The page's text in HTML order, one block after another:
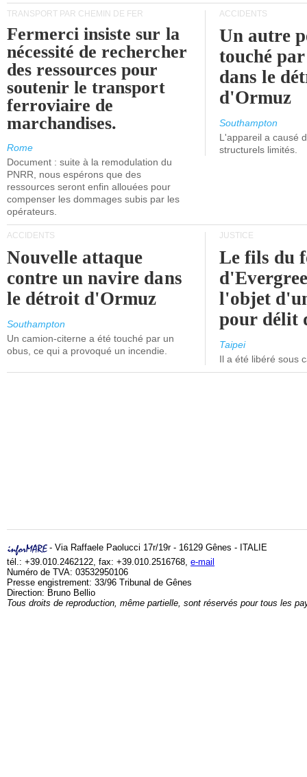
TRANSPORT PAR CHEMIN DE FER
Fermerci insiste sur la
nécessité de rechercher
des ressources pour
soutenir le transport
ferroviaire de
marchandises.
Rome
Document : suite à la remodulation du
PNRR, nous espérons que des
ressources seront enfin allouées pour
compenser les dommages subis par les
opérateurs.
ACCIDENTS
Un autre
touché
dans le
d'Ormuz
Southampton
L'appareil a causé
structurels limités.
ACCIDENTS
Nouvelle attaque
contre un navire dans
le détroit d'Ormuz
Southampton
Un camion-citerne a été touché par un
obus, ce qui a provoqué un incendie.
JUSTICE
Le fils du
l'objet
pour délit
Taipei
Il a été libéré sous
- Via Raffaele Paolucci 17r/19r - 16129 Gênes - ITALIE
tél.: +39.010.2462122, fax: +39.010.2516768, e-mail
Numéro de TVA: 03532950106
Presse engistrement: 33/96 Tribunal de Gênes
Direction: Bruno Bellio
Tous droits de reproduction, même partielle, sont réservés pour tous les